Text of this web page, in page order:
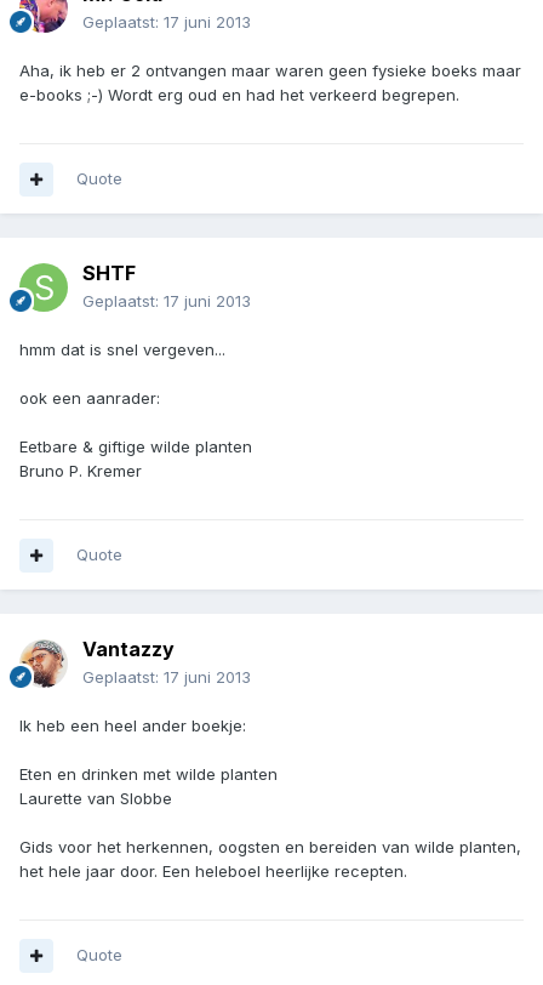
Geplaatst: 17 juni 2013
Aha, ik heb er 2 ontvangen maar waren geen fysieke boeks maar
e-books ;-) Wordt erg oud en had het verkeerd begrepen.
Quote
SHTF
Geplaatst: 17 juni 2013
hmm dat is snel vergeven...
ook een aanrader:
Eetbare & giftige wilde planten
Bruno P. Kremer
Quote
Vantazzy
Geplaatst: 17 juni 2013
Ik heb een heel ander boekje:
Eten en drinken met wilde planten
Laurette van Slobbe
Gids voor het herkennen, oogsten en bereiden van wilde planten,
het hele jaar door. Een heleboel heerlijke recepten.
Quote